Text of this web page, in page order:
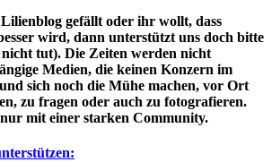
gefällt oder ihr wollt, dass
wird, dann unterstützt uns doch bitte
tut). Die Zeiten werden nicht
Medien, die keinen Konzern im
sich noch die Mühe machen, vor Ort
zu fragen oder auch zu fotografieren.
mit einer starken Community.